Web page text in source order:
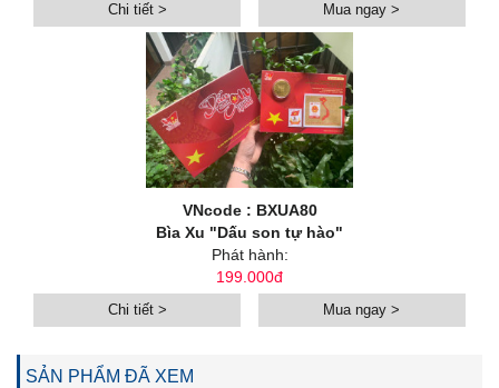
Chi tiết > Mua ngay >
VNcode : BXUA80
Bìa Xu "Dấu son tự hào"
Phát hành:
199.000đ
Chi tiết > Mua ngay >
SẢN PHẨM ĐÃ XEM